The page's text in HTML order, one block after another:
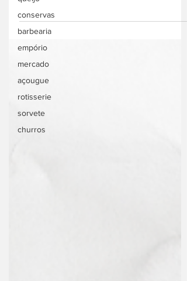
conservas
barbearia
empório
mercado
açougue
rotisserie
sorvete
churros
São Francisco, California para Araraquara,
SP Pedido via...